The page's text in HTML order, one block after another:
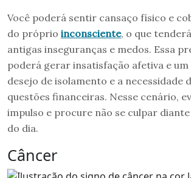
Você poderá sentir cansaço físico e
do próprio inconsciente, o que
antigas inseguranças e medos. Essa
poderá gerar insatisfação afetiva e
desejo de isolamento e a necessidade
questões financeiras. Nesse cenário,
impulso e procure não se culpar
do dia.
Câncer